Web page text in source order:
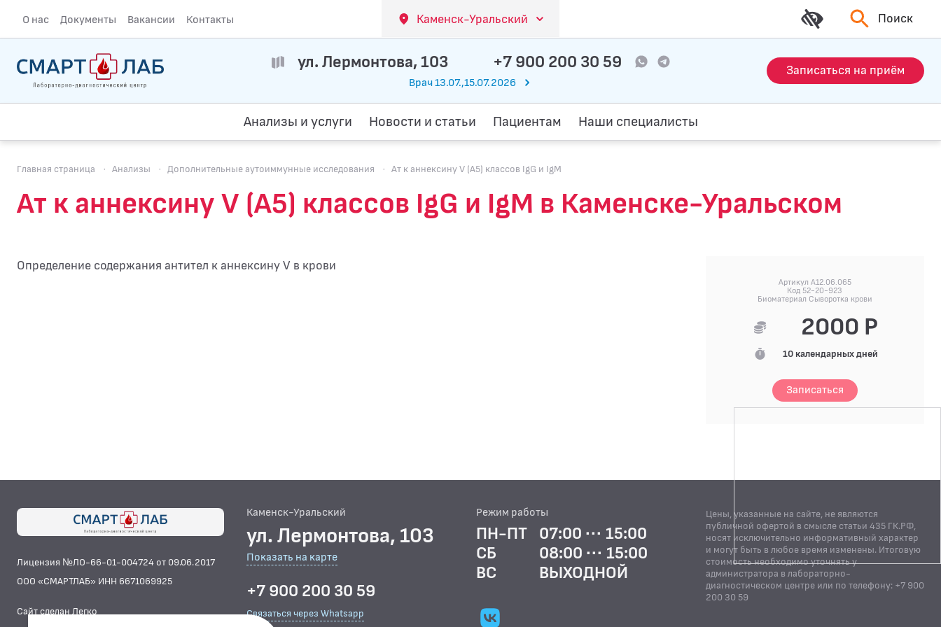
О нас Документы Вакансии Контакты Каменск-Уральский Поиск
ул. Лермонтова, 103 +7 900 200 30 59
Врач 13.07.,15.07.2026
Записаться на приём
Анализы и услуги Новости и статьи Пациентам Наши специалисты
Главная страница · Анализы · Дополнительные аутоиммунные исследования · Ат к аннексину V (A5) классов IgG и IgM
Ат к аннексину V (A5) классов IgG и IgM в Каменске-Уральском
Определение содержания антител к аннексину V в крови
Артикул A12.06.065
Код 52-20-923
Биоматериал Сыворотка крови
2000 Р
10 календарных дней
Записаться
Лицензия №ЛО-66-01-004724 от 09.06.2017
ООО «СМАРТЛАБ» ИНН 6671069925
Сайт сделан Легко
Каменск-Уральский
ул. Лермонтова, 103
Показать на карте
+7 900 200 30 59
Связаться через Whatsapp
Режим работы
ПН-ПТ
07:00 ··· 15:00
СБ
08:00 ··· 15:00
ВС
ВЫХОДНОЙ
Цены, указанные на сайте, не являются
публичной офертой в смысле статьи 435 ГК.РФ,
носят исключительно информативный характер
и могут быть в любое время изменены. Итоговую
стоимость необходимо уточнять у
администратора в лабораторно-
диагностическом центре или по телефону: +7 900
200 30 59